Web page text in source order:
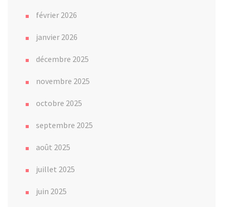
février 2026
janvier 2026
décembre 2025
novembre 2025
octobre 2025
septembre 2025
août 2025
juillet 2025
juin 2025